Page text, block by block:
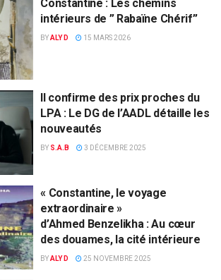
Constantine : Les chemins
intérieurs de ” Rabaïne Chérif”
BYALY D 15 MARS 2026
Il confirme des prix proches du
LPA : Le DG de l’AADL détaille les
nouveautés
BY S.A.B 3 DÉCEMBRE 2025
« Constantine, le voyage
extraordinaire »
d’Ahmed Benzelikha : Au cœur
des douames, la cité intérieure
BYALY D 25 NOVEMBRE 2025